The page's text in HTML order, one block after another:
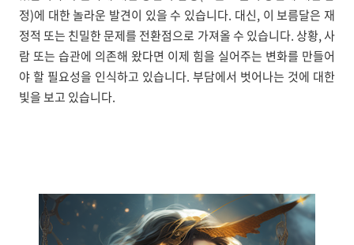
정)에 대한 놀라운 발견이 있을 수 있습니다. 대신, 이 보름달은 재
정적 또는 친밀한 문제를 전환점으로 가져올 수 있습니다. 상황, 사
람 또는 습관에 의존해 왔다면 이제 힘을 실어주는 변화를 만들어
야 할 필요성을 인식하고 있습니다. 부담에서 벗어나는 것에 대한
빛을 보고 있습니다.